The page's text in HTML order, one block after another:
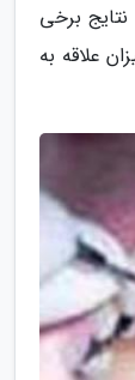
برخی
علاقه به